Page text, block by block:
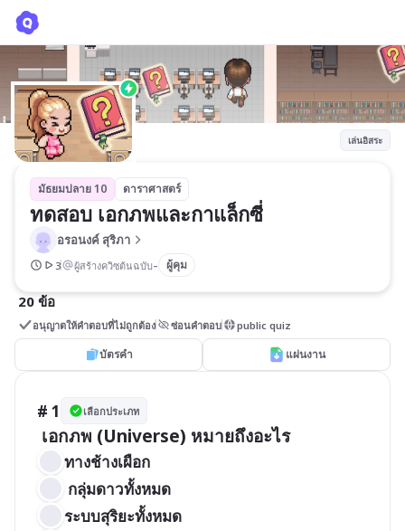
เล่นอิสระ
มัธยมปลาย 10 ดาราศาสตร์
ทดสอบ เอกภพและกาแล็กซี่
อรอนงค์ สุริภา
3 ผู้สร้างควิซต้นฉบับ- ผู้คุม
20 ข้อ
อนุญาตให้คำตอบที่ไม่ถูกต้อง ซ่อนคำตอบ public quiz
บัตรคำ แผ่นงาน
# 1 เลือกประเภท
เอกภพ (Universe) หมายถึงอะไร
ทางช้างเผือก
กลุ่มดาวทั้งหมด
ระบบสุริยะทั้งหมด